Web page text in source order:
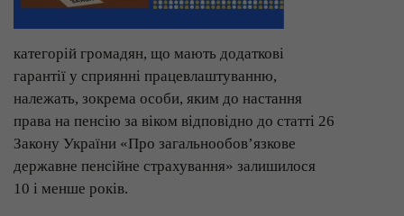
категорій громадян, що мають додаткові
гарантії у сприянні працевлаштуванню,
належать, зокрема особи, яким до настання
права на пенсію за віком відповідно до статті 26
Закону України «Про загальнообов’язкове
державне пенсійне страхування» залишилося
10 і менше років.